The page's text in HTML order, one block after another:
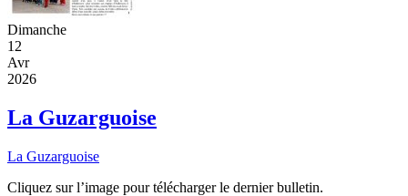
Dimanche
12
Avr
2026
La Guzarguoise
La Guzarguoise
Cliquez sur l’image pour télécharger le dernier bulletin.